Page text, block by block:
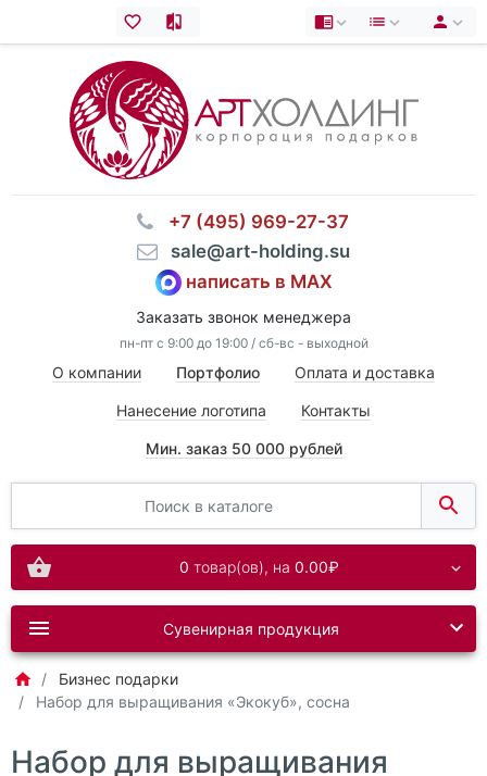
⠀+7 (495) 969-27-37
⠀sale@art-holding.su
написать в MAX
Заказать звонок менеджера
пн-пт с 9:00 до 19:00 / сб-вс - выходной
О компании Портфолио Оплата и доставка
Нанесение логотипа Контакты
Мин. заказ 50 000 рублей
0 товар(ов), на 0.00₽
Сувенирная продукция
Бизнес подарки
Набор для выращивания «Экокуб», сосна
Набор для выращивания